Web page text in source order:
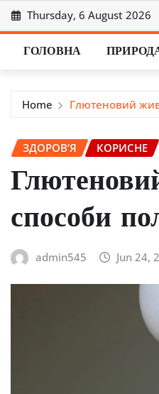
Skip
to
content
Thursday, 6 August 2026
ГОЛОВНА
Home Глютеновий
ЗДОРОВ’Я КОРИСНЕ
способи
admin545 Jun 24,